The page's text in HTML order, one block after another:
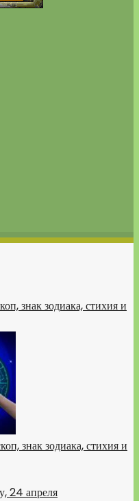
знак зодиака, стихия и
знак зодиака, стихия и
24 апреля